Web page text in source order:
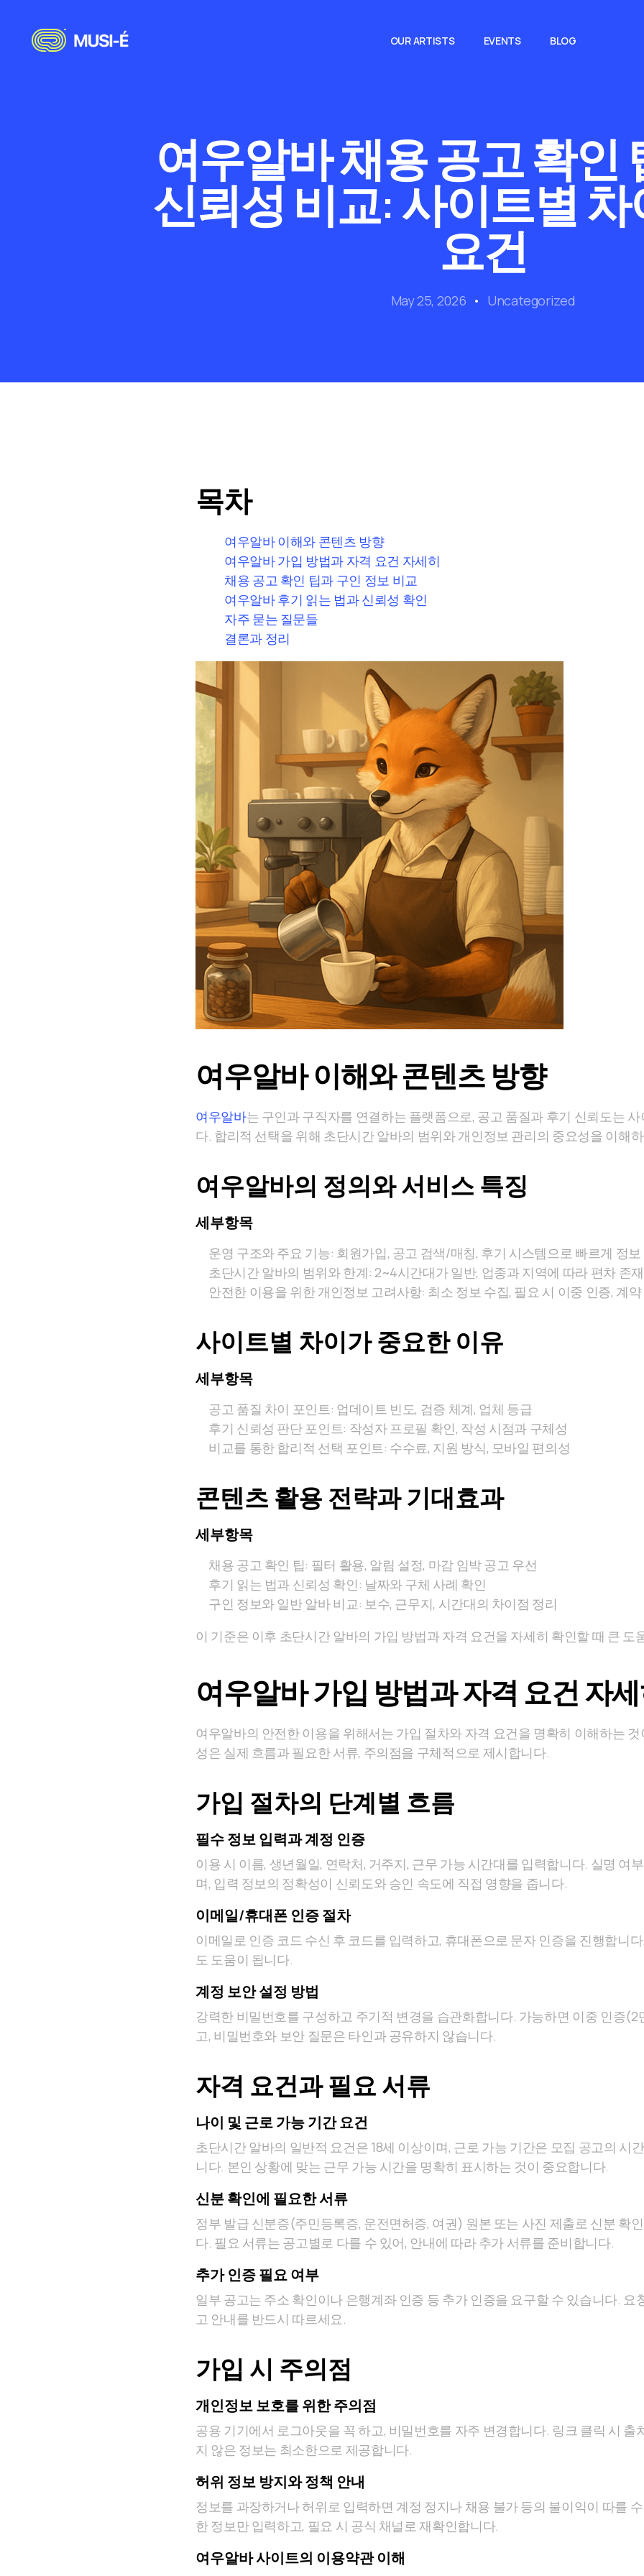
OUR ARTISTS EVENTS BLOG
여우알바 채용 공고 확인
신뢰성 비교: 사이트별
요건
May 25, 2026 Uncategorized
목차
여우알바 이해와 콘텐츠 방향
여우알바 가입 방법과 자격 요건 자세히
채용 공고 확인 팁과 구인 정보 비교
여우알바 후기 읽는 법과 신뢰성 확인
자주 묻는 질문들
결론과 정리
여우알바 이해와 콘텐츠 방향
여우알바는 구인과 구직자를 연결하는 플랫폼으로, 공고 품질과 후기 신뢰도는
다. 합리적 선택을 위해 초단시간 알바의 범위와 개인정보 관리의 중요성을 이해
여우알바의 정의와 서비스 특징
세부항목
운영 구조와 주요 기능: 회원가입, 공고 검색/매칭, 후기 시스템으로 빠르게 정
초단시간 알바의 범위와 한계: 2~4시간대가 일반, 업종과 지역에 따라 편차 존재
안전한 이용을 위한 개인정보 고려사항: 최소 정보 수집, 필요 시 이중 인증, 계
사이트별 차이가 중요한 이유
세부항목
공고 품질 차이 포인트: 업데이트 빈도, 검증 체계, 업체 등급
후기 신뢰성 판단 포인트: 작성자 프로필 확인, 작성 시점과 구체성
비교를 통한 합리적 선택 포인트: 수수료, 지원 방식, 모바일 편의성
콘텐츠 활용 전략과 기대효과
세부항목
채용 공고 확인 팁: 필터 활용, 알림 설정, 마감 임박 공고 우선
후기 읽는 법과 신뢰성 확인: 날짜와 구체 사례 확인
구인 정보와 일반 알바 비교: 보수, 근무지, 시간대의 차이점 정리
이 기준은 이후 초단시간 알바의 가입 방법과 자격 요건을 자세히 확인할 때 큰 도
여우알바 가입 방법과 자격 요건 자
여우알바의 안전한 이용을 위해서는 가입 절차와 자격 요건을 명확히 이해하는
성은 실제 흐름과 필요한 서류, 주의점을 구체적으로 제시합니다.
가입 절차의 단계별 흐름
필수 정보 입력과 계정 인증
이용 시 이름, 생년월일, 연락처, 거주지, 근무 가능 시간대를 입력합니다. 실명 여
며, 입력 정보의 정확성이 신뢰도와 승인 속도에 직접 영향을 줍니다.
이메일/휴대폰 인증 절차
이메일로 인증 코드 수신 후 코드를 입력하고, 휴대폰으로 문자 인증을 진행합니
도 도움이 됩니다.
계정 보안 설정 방법
강력한 비밀번호를 구성하고 주기적 변경을 습관화합니다. 가능하면 이중 인증
고, 비밀번호와 보안 질문은 타인과 공유하지 않습니다.
자격 요건과 필요 서류
나이 및 근로 가능 기간 요건
초단시간 알바의 일반적 요건은 18세 이상이며, 근로 가능 기간은 모집 공고의 시
니다. 본인 상황에 맞는 근무 가능 시간을 명확히 표시하는 것이 중요합니다.
신분 확인에 필요한 서류
정부 발급 신분증(주민등록증, 운전면허증, 여권) 원본 또는 사진 제출로 신분 확
다. 필요 서류는 공고별로 다를 수 있어, 안내에 따라 추가 서류를 준비합니다.
추가 인증 필요 여부
일부 공고는 주소 확인이나 은행계좌 인증 등 추가 인증을 요구할 수 있습니다. 요
고 안내를 반드시 따르세요.
가입 시 주의점
개인정보 보호를 위한 주의점
공용 기기에서 로그아웃을 꼭 하고, 비밀번호를 자주 변경합니다. 링크 클릭 시 출
지 않은 정보는 최소한으로 제공합니다.
허위 정보 방지와 정책 안내
정보를 과장하거나 허위로 입력하면 계정 정지나 채용 불가 등의 불이익이 따를
한 정보만 입력하고, 필요 시 공식 채널로 재확인합니다.
여우알바 사이트의 이용약관 이해